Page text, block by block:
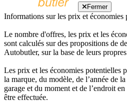
Fermer
Informations sur les prix et économies
Le nombre d'offres, les prix et les
sont calculés sur des propositions de
Autobutler, sur la base de leurs
Les prix et les économies potentielles
la marque, du modèle, de l’année de
garage et du moment et de l’endroit
être effectuée.